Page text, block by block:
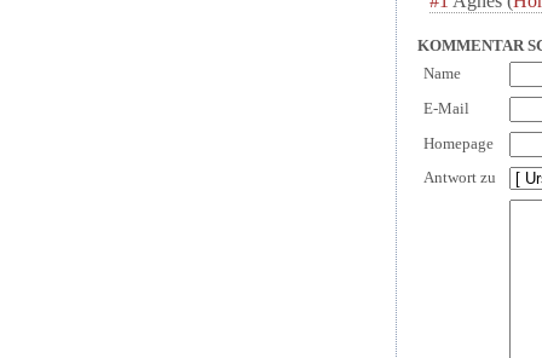
KOMMENTAR
Name
E-Mail
Homepage
Antwort zu